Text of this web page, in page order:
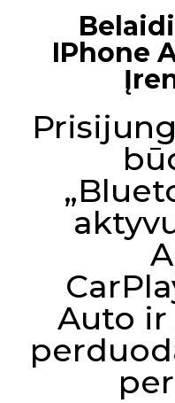
IPhone
Auto ir